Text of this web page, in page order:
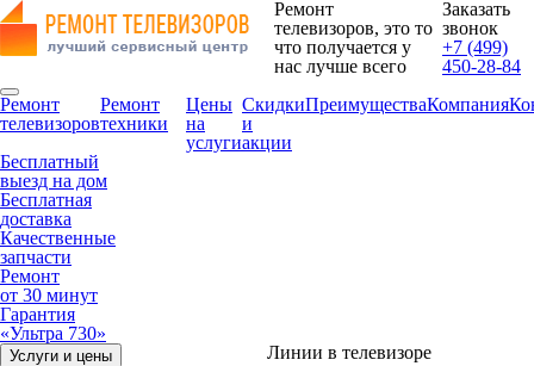
Ремонт
телевизоров, это то
что получается у
нас лучше всего
Заказать
звонок
+7 (499)
450-28-84
Ремонт
телевизоров
Ремонт
техники
Цены
на
услуги
Скидки
и
акции
ПреимуществаКомпания
Бесплатный
выезд на дом
Бесплатная
доставка
Качественные
запчасти
Ремонт
от 30 минут
Гарантия
«Ультра 730»
Услуги и цены
Линии в телевизоре